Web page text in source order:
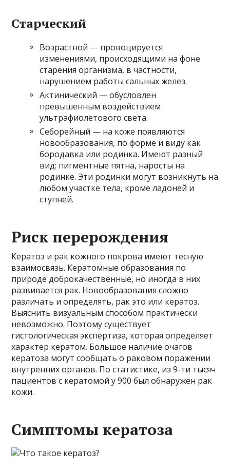
Старческий
Возрастной ― провоцируется
изменениями, происходящими на фоне
старения организма, в частности,
нарушением работы сальных желез.
Актинический — обусловлен
превышенным воздействием
ультрафиолетового света.
Себорейный — на коже появляются
новообразования, по форме и виду как
бородавка или родинка. Имеют разный
вид: пигментные пятна, наросты на
родинке. Эти родинки могут возникнуть на
любом участке тела, кроме ладоней и
ступней.
Риск перерождения
Кератоз и рак кожного покрова имеют тесную
взаимосвязь. Кератомные образования по
природе доброкачественные, но иногда в них
развивается рак. Новообразования сложно
различать и определять, рак это или кератоз.
Выяснить визуальным способом практически
невозможно. Поэтому существует
гистологическая экспертиза, которая определяет
характер кератом. Большое наличие очагов
кератоза могут сообщать о раковом поражении
внутренних органов. По статистике, из 9-ти тысяч
пациентов с кератомой у 900 был обнаружен рак
кожи.
Симптомы кератоза